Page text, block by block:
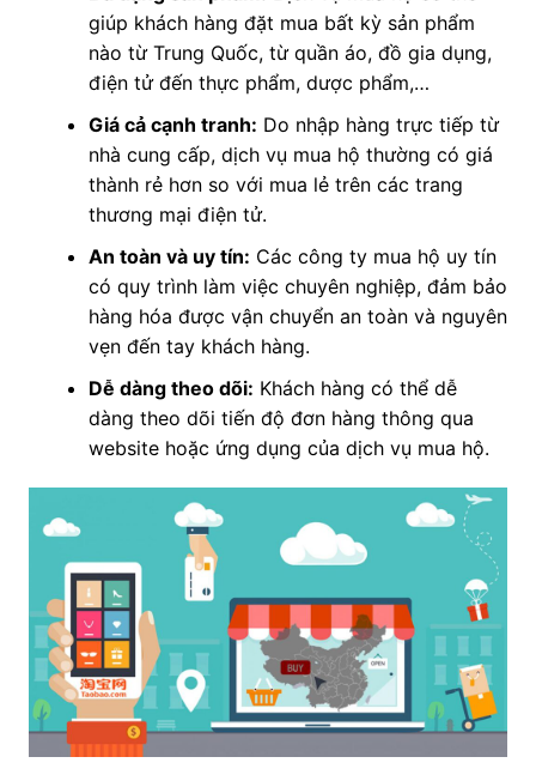
giúp khách hàng đặt mua bất kỳ sản phẩm
nào từ Trung Quốc, từ quần áo, đồ gia dụng,
điện tử đến thực phẩm, dược phẩm,…
Giá cả cạnh tranh: Do nhập hàng trực tiếp từ
nhà cung cấp, dịch vụ mua hộ thường có giá
thành rẻ hơn so với mua lẻ trên các trang
thương mại điện tử.
An toàn và uy tín: Các công ty mua hộ uy tín
có quy trình làm việc chuyên nghiệp, đảm bảo
hàng hóa được vận chuyển an toàn và nguyên
vẹn đến tay khách hàng.
Dễ dàng theo dõi: Khách hàng có thể dễ
dàng theo dõi tiến độ đơn hàng thông qua
website hoặc ứng dụng của dịch vụ mua hộ.